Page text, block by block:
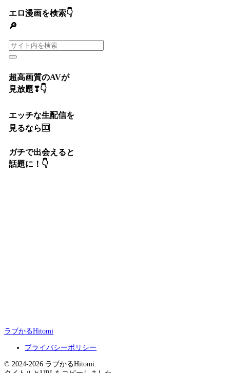
エロ漫画を検索👇
🔎
超高画質のAVが
見放題❣👇
エッチな生配信を
見るなら🈁
ガチで出会えると
話題に！👇
ラブかるHitomi
プライバシーポリシー
© 2024-2026 ラブかるHitomi.